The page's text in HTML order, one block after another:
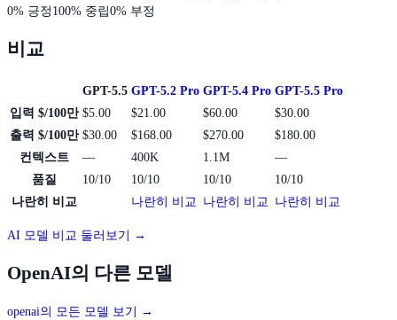
0% 긍정 100% 중립0% 부정
비교
GPT-5.5 GPT-5.2 Pro GPT-5.4 Pro GPT-5.5 Pro
입력 $/100만 $5.00 $21.00 $60.00
$30.00
출력 $/100만 $30.00 $168.00 $270.00
$180.00
컨텍스트
— 400K 1.1M
—
품질
10/10 10/10 10/10
10/10
나란히 비교
나란히 비교 나란히 비교 나란히 비교
AI 모델 비교 둘러보기 →
OpenAI의 다른 모델
openai의 모든 모델 보기
→